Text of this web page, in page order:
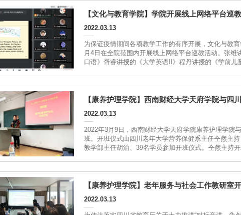
【文化与教育学院】学院开展线上网络平台巡
2022.03.13
为保证疫情期间各项教学工作的有序开展，文化与教
月4日在全院范围内开展线上网络平台巡教活动。张
口语》胥睿讲授的《大学英语II》程丹讲授的《学前儿
【康养护理学院】西南财经大学天府学院与四
2022.03.13
2022年3月9日，西南财经大学天府学院康养护理学院
班。开班仪式由四川老年大学营养保健系主任仝然主
教学部主任胡泊、39名学员参加开班仪式。仝然主持
【康养护理学院】老年服务与社会工作教研室
2022.03.13